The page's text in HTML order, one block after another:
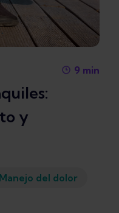
9 min
y
Manejo del dolor